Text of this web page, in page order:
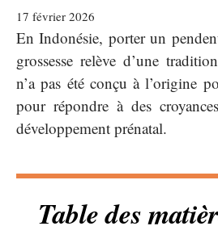
17 février 2026
En Indonésie, porter un
grossesse relève d’une
n’a pas été conçu à l’origine
pour répondre à des
développement prénatal.
Table des